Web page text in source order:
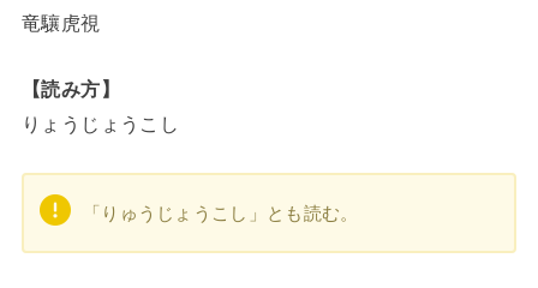
竜驤虎視
【読み方】
りょうじょうこし
「りゅうじょうこし」とも読む。